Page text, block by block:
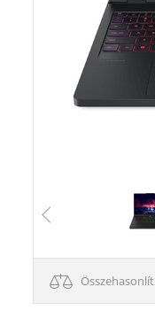
Összehasonlít